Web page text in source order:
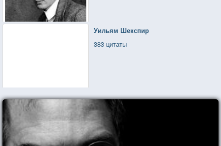
Уильям Шекспир
383 цитаты